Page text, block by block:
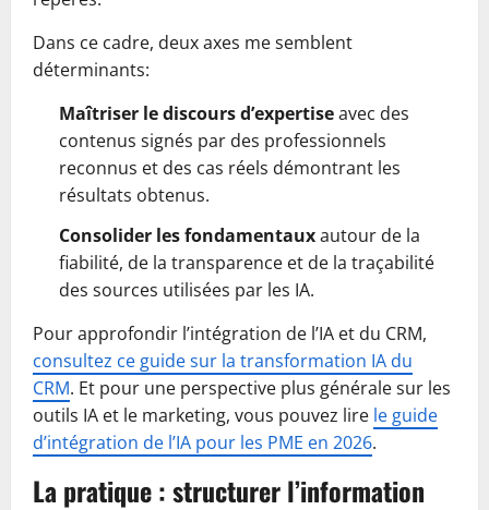
Dans ce cadre, deux axes me semblent
déterminants:
Maîtriser le discours d’expertiseavec des
contenus signés par des professionnels
reconnus et des cas réels démontrant les
résultats obtenus.
Consolider les fondamentauxautour de la
fiabilité, de la transparence et de la traçabilité
des sources utilisées par les IA.
Pour approfondir l’intégration de l’IA et du CRM,
consultez ce guide sur la transformation IA du
CRM. Et pour une perspective plus générale sur les
outils IA et le marketing, vous pouvez lire le guide
d’intégration de l’IA pour les PME en 2026.
La pratique : structurer l’information